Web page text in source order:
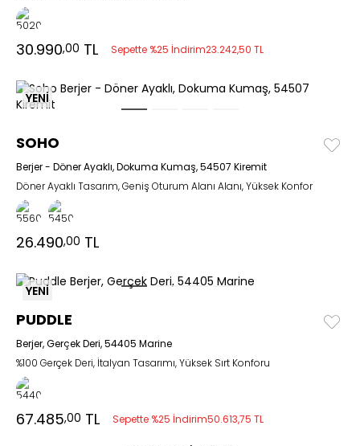
30.990,00 TL Sepette %25 İndirim23.242,50 TL
YENİ
SOHO
Berjer - Döner Ayaklı, Dokuma Kumaş, 54507 Kiremit
Döner Ayaklı Tasarım, Geniş Oturum Alanı Alanı, Yüksek Konfor
26.490,00 TL
YENİ
PUDDLE
Berjer, Gerçek Deri, 54405 Marine
%100 Gerçek Deri, İtalyan Tasarımı, Yüksek Sırt Konforu
67.485,00 TL Sepette %25 İndirim50.613,75 TL